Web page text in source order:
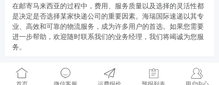
在邮寄马来西亚的过程中，费用、服务质量以及选择的灵活性都
是决定是否选择某家快递公司的重要因素。海瑞国际速递以其专
业、高效和可靠的物流服务，成为许多用户的首选。如果您需要
进一步帮助，欢迎随时联系我们的业务经理，我们将竭诚为您服
务。
首页 微信客服 运费报价 预报列表 用户中心